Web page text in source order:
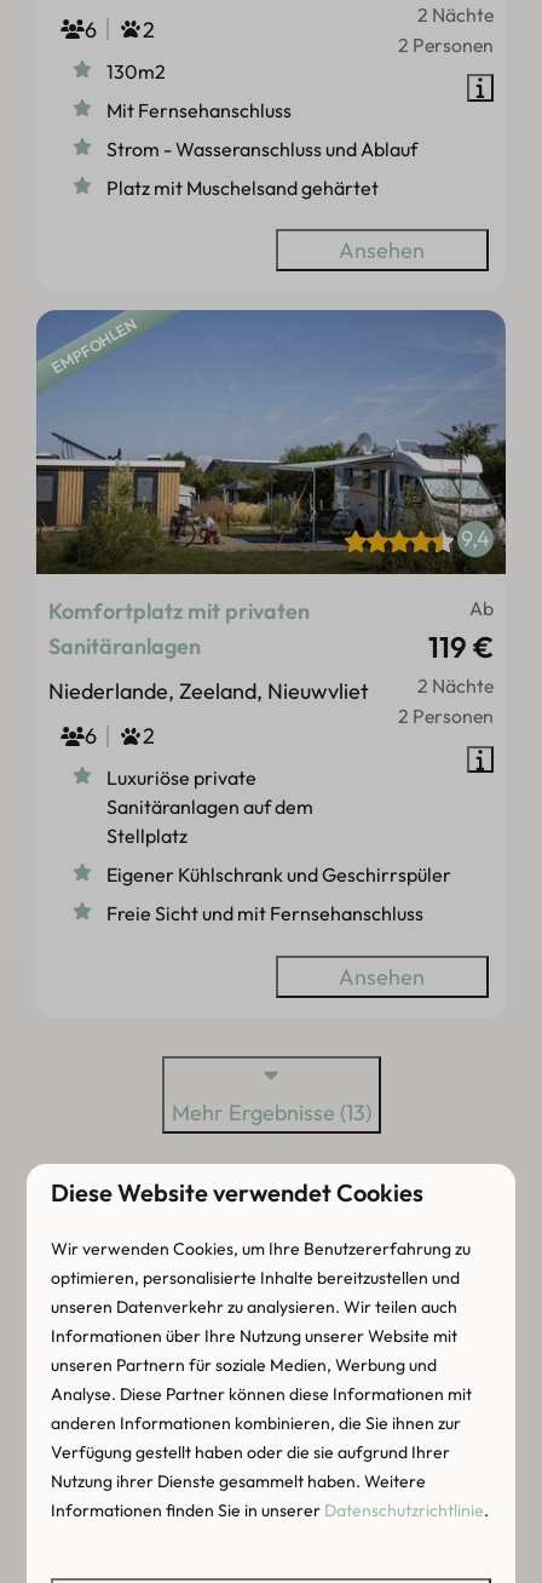
2 Nächte
2 Personen
6
2
130m2
Mit Fernsehanschluss
Strom - Wasseranschluss und Ablauf
Platz mit Muschelsand gehärtet
Ansehen
EMPFOHLEN
9,4
Ab
119 €
2 Nächte
2 Personen
Komfortplatz mit privaten
Sanitäranlagen
Niederlande, Zeeland, Nieuwvliet
6
2
Luxuriöse private
Sanitäranlagen auf dem
Stellplatz
Eigener Kühlschrank und Geschirrspüler
Freie Sicht und mit Fernsehanschluss
Ansehen
Mehr Ergebnisse (13)
ÜBERNACHTEN AUF UNSEREM
CAMPINGPLATZ IN ZEELAND
MIT SCHWIMMBAD
Auf dem Campingplatz Zonneweelde können Sie
luxuriöses Camping in Glampingunterkünften
genießen, darunter Strandlofts, Wanderhütten
und Luxus-Chalets für ein einzigartiges
Diese Website verwendet Cookies
Wir verwenden Cookies, um Ihre Benutzererfahrung zu
optimieren, personalisierte Inhalte bereitzustellen und
unseren Datenverkehr zu analysieren. Wir teilen auch
Informationen über Ihre Nutzung unserer Website mit
unseren Partnern für soziale Medien, Werbung und
Analyse. Diese Partner können diese Informationen mit
anderen Informationen kombinieren, die Sie ihnen zur
Verfügung gestellt haben oder die sie aufgrund Ihrer
Nutzung ihrer Dienste gesammelt haben. Weitere
Informationen finden Sie in unserer Datenschutzrichtlinie.